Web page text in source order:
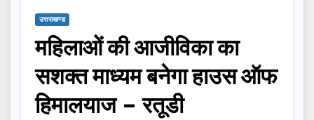
उत्तराखण्ड
महिलाओं की आजीविका का
सशक्त माध्यम बनेगा हाउस ऑफ
हिमालयाज – रतूडी